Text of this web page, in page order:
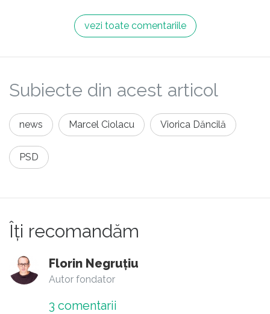
vezi toate comentariile
Subiecte din acest articol
news Marcel Ciolacu Viorica Dăncilă
PSD
Îți recomandăm
Florin Negruțiu
Autor fondator
3 comentarii